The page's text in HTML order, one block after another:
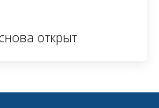
открыт